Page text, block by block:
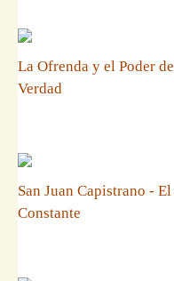
La Ofrenda y el Poder
Verdad
San Juan Capistrano -
Constante